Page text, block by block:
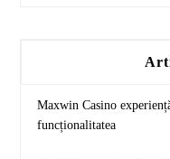
Maxwin Casino
funcționalitatea